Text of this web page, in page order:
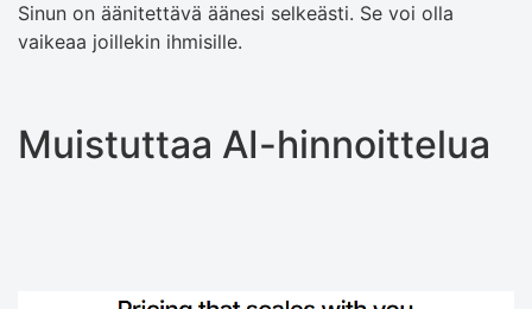
Sinun on äänitettävä äänesi selkeästi. Se voi olla
vaikeaa joillekin ihmisille.
Muistuttaa AI-hinnoittelua